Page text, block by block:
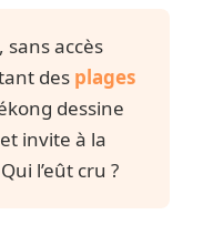
sans accès
des plages
dessine
invite à la
l’eût cru ?